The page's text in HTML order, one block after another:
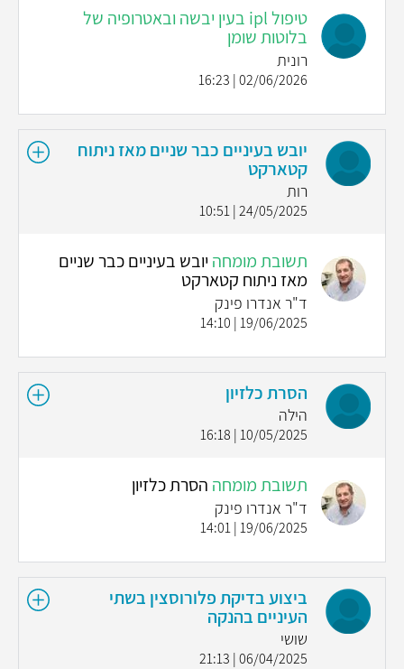
טיפול ipl בעין יבשה ובאטרופיה של
בלוטות שומן
רונית
02/06/2026 | 16:23
יובש בעיניים כבר שניים מאז ניתוח
קטארקט
רות
24/05/2025 | 10:51
תשובת מומחהיובש בעיניים כבר שניים
מאז ניתוח קטארקט
ד"ר אנדרו פינק
19/06/2025 | 14:10
הסרת כלזיון
הילה
10/05/2025 | 16:18
תשובת מומחה הסרת כלזיון
ד"ר אנדרו פינק
19/06/2025 | 14:01
ביצוע בדיקת פלורוסצין בשתי
העיניים בהנקה
שושי
06/04/2025 | 21:13